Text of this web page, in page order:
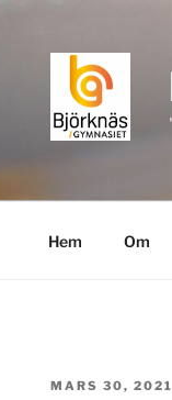
Hem Om
PUBLICERAT
MARS 30, 2021